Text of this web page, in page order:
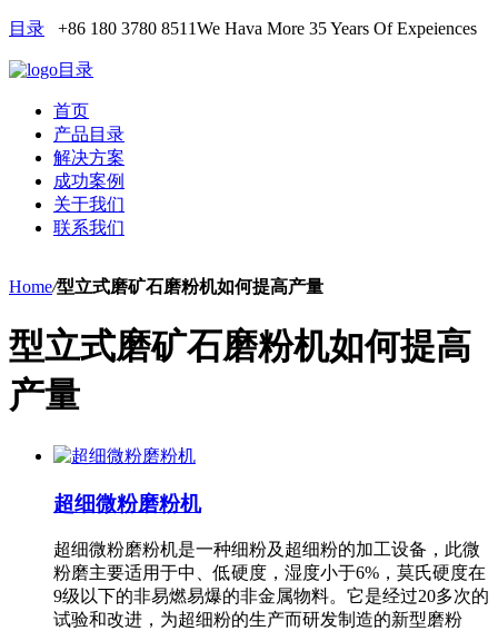
目录 +86 180 3780 8511We Hava More 35 Years Of Expeiences
目录
首页
产品目录
解决方案
成功案例
关于我们
联系我们
Home/型立式磨矿石磨粉机如何提高产量
型立式磨矿石磨粉机如何提高
产量
超细微粉磨粉机
超细微粉磨粉机是一种细粉及超细粉的加工设备，此微
粉磨主要适用于中、低硬度，湿度小于6%，莫氏硬度在
9级以下的非易燃易爆的非金属物料。它是经过20多次的
试验和改进，为超细粉的生产而研发制造的新型磨粉